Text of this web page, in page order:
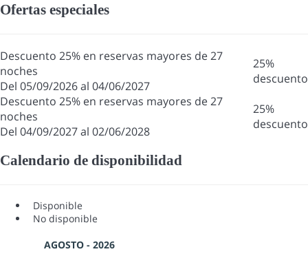
Ofertas especiales
Descuento 25% en reservas mayores de 27
noches
Del 05/09/2026 al 04/06/2027
25%
descuento
Descuento 25% en reservas mayores de 27
noches
Del 04/09/2027 al 02/06/2028
25%
descuento
Calendario de disponibilidad
Disponible
No disponible
AGOSTO - 2026